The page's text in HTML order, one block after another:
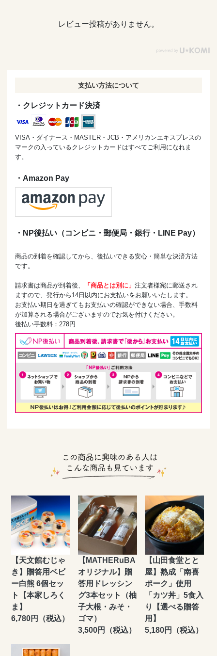
レビュー投稿がありません。
支払い方法について
・クレジットカード決済
VISA・ダイナース・MASTER・JCB・アメリカンエキスプレスの
マークの入っているクレジットカードはすべてご利用になれま
す。
・Amazon Pay
・NP後払い（コンビニ・郵便局・銀行・LINE Pay）
商品の到着を確認してから、後払いできる安心・簡単な決済方法
です。
請求書は商品が到着後、 「商品とは別に」 注文者様宛に郵送され
ますので、発行から14日以内にお支払いをお願いいたします。
お支払い期日を過ぎてもお支払いの確認ができない場合、手数料
が加算される場合がございますのでお気を付けください。
後払い手数料：278円
【天文館むじゃ
き】贈答用ベビ
ー白熊 6個セッ
ト【本家しろく
ま】
6,780円（税込）
【MATHERuBA
オリジナル】贈
答用ドレッシン
グ3本セット（柚
子大根・みそ・
ゴマ）
3,500円（税込）
【山田食堂とと
屋】熟成「南喜
ポーク」使用
「カツ丼」5食入
り【選べる贈答
用】
5,180円（税込）